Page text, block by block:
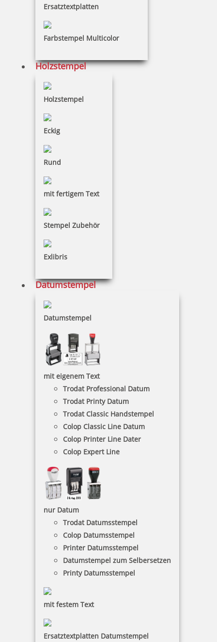
Ersatztextplatten
Farbstempel Multicolor
Holzstempel
Holzstempel
Eckig
Rund
mit fertigem Text
Stempel Zubehör
Exlibris
Datumstempel
Datumstempel
mit eigenem Text
Trodat Professional Datum
Trodat Printy Datum
Trodat Classic Handstempel
Colop Classic Line Datum
Colop Printer Line Dater
Colop Expert Line
nur Datum
Trodat Datumsstempel
Colop Datumsstempel
Printer Datumsstempel
Datumstempel zum Selbersetzen
Printy Datumsstempel
mit festem Text
Ersatztextplatten Datumstempel
Glückwunsch-Stempel
Kirche & Glaube
Lehrerstempel
Liebe & Glück
Olchi-Stempel
Osterstempel